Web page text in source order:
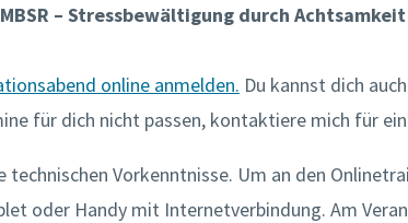
– Stressbewältigung durch Achtsamkeit
online anmelden. Du kannst dich
für dich nicht passen, kontaktiere mich für
technischen Vorkenntnisse. Um an den
oder Handy mit Internetverbindung. Am